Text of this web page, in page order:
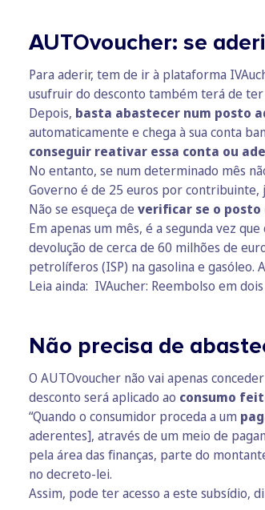
AUTOvoucher: se
Para aderir, tem de ir à plataforma
usufruir do desconto também terá de ter
Depois, basta abastecer num posto
automaticamente e chega à sua conta
conseguir reativar essa conta ou
No entanto, se num determinado mês
Governo é de 25 euros por contribuinte,
Não se esqueça de verificar se o posto
Em apenas um mês, é a segunda vez
devolução de cerca de 60 milhões de
petrolíferos (ISP) na gasolina e
Leia ainda: IVAucher: Reembolso em
Não precisa de
O AUTOvoucher não vai apenas
desconto será aplicado ao consumo
“Quando o consumidor proceda a um
aderentes], através de um meio de
pela área das finanças, parte do
no decreto-lei.
Assim, pode ter acesso a este subsídio,